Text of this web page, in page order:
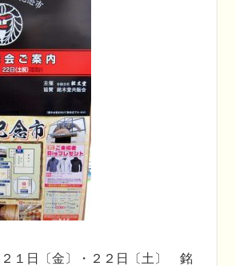
２１日〔金〕・２２日〔土〕 銘